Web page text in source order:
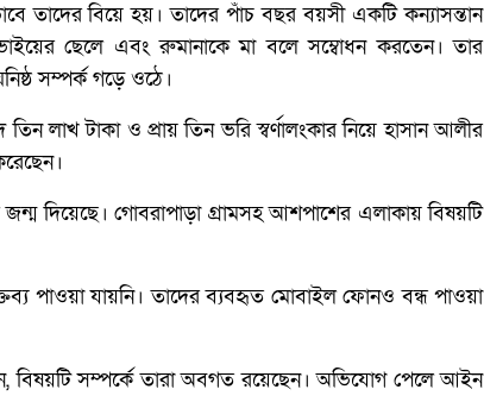
তাদের বিয়ে হয়। তাদের পাঁচ বছর বয়সী একটি কন্যাসন্তান
ছেলে এবং রুমানাকে মা বলে সম্বোধন করতেন। তার
সম্পর্ক গড়ে ওঠে।
টাকা ও প্রায় তিন ভরি স্বর্ণালংকার নিয়ে হাসান আলীর
দিয়েছে। গোবরাপাড়া গ্রামসহ আশপাশের এলাকায় বিষয়টি
পাওয়া যায়নি। তাদের ব্যবহৃত মোবাইল ফোনও বন্ধ পাওয়া
বিষয়টি সম্পর্কে তারা অবগত রয়েছেন। অভিযোগ পেলে আইন